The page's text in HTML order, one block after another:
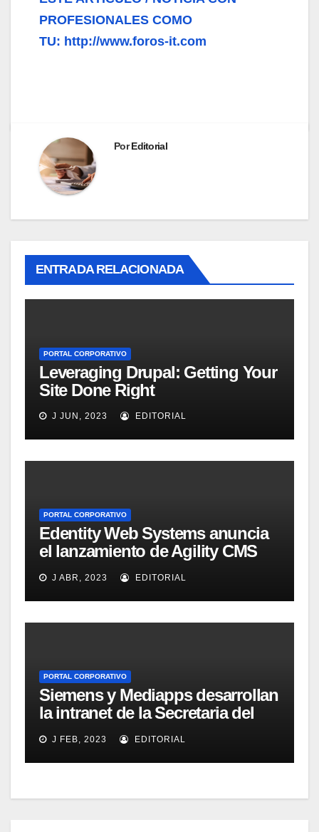
PROFESIONALES COMO
TU: http://www.foros-it.com
PorEditorial
ENTRADA RELACIONADA
PORTAL CORPORATIVO
Leveraging Drupal: Getting Your
Site Done Right
J JUN, 2023 EDITORIAL
PORTAL CORPORATIVO
Edentity Web Systems anuncia
el lanzamiento de Agility CMS
Versión 2.0
J ABR, 2023 EDITORIAL
PORTAL CORPORATIVO
Siemens y Mediapps desarrollan
la intranet de la Secretaria del
Estado de Presupuestos y
Gastos
J FEB, 2023 EDITORIAL